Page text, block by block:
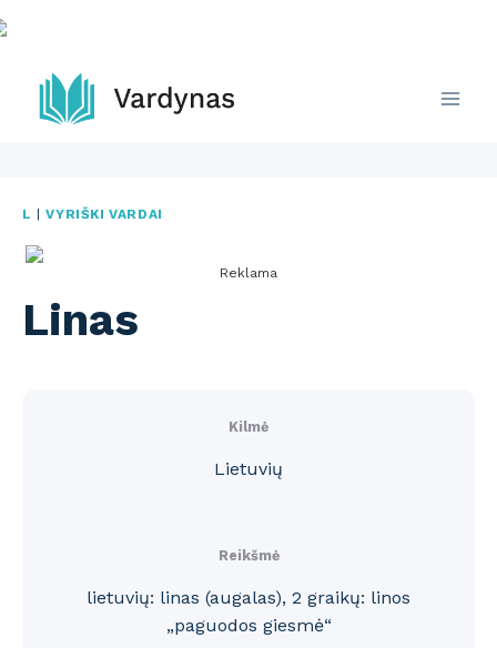
Skip
to
content
L |VYRIŠKI VARDAI
Reklama
Linas
Kilmė
Lietuvių
Reikšmė
lietuvių: linas (augalas), 2 graikų: linos
„paguodos giesmė“